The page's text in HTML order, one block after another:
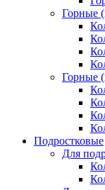
Горные
Горные
Подростковые
Для